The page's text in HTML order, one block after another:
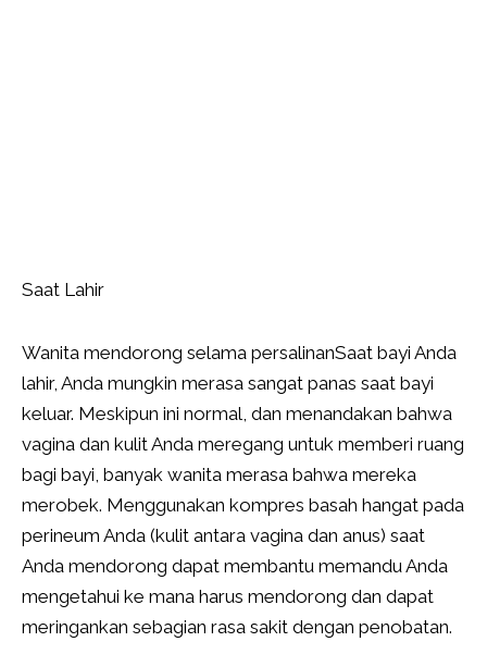
Saat Lahir
Wanita mendorong selama persalinanSaat bayi Anda
lahir, Anda mungkin merasa sangat panas saat bayi
keluar. Meskipun ini normal, dan menandakan bahwa
vagina dan kulit Anda meregang untuk memberi ruang
bagi bayi, banyak wanita merasa bahwa mereka
merobek. Menggunakan kompres basah hangat pada
perineum Anda (kulit antara vagina dan anus) saat
Anda mendorong dapat membantu memandu Anda
mengetahui ke mana harus mendorong dan dapat
meringankan sebagian rasa sakit dengan penobatan.